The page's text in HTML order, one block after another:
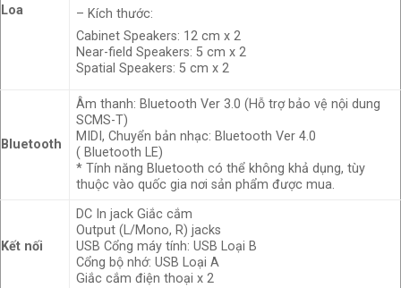
Loa
– Kích thước:
Cabinet Speakers: 12 cm x 2
Near-field Speakers: 5 cm x 2
Spatial Speakers: 5 cm x 2
Bluetooth
Âm thanh: Bluetooth Ver 3.0 (Hỗ trợ bảo vệ nội dung
SCMS-T)
MIDI, Chuyển bản nhạc: Bluetooth Ver 4.0
( Bluetooth LE)
* Tính năng Bluetooth có thể không khả dụng, tùy
thuộc vào quốc gia nơi sản phẩm được mua.
Kết nối
DC In jack Giắc cắm
Output (L/Mono, R) jacks
USB Cổng máy tính: USB Loại B
Cổng bộ nhớ: USB Loại A
Giắc cắm điện thoại x 2